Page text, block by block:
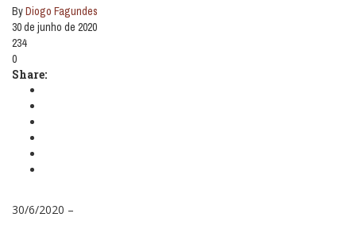
ByDiogo Fagundes
30 de junho de 2020
234
0
Share:
30/6/2020 –